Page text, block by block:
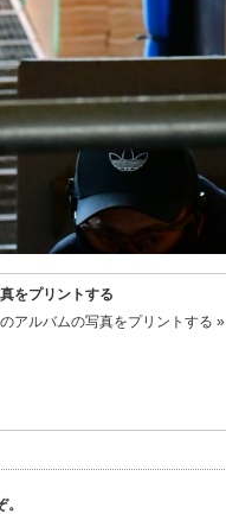
をプリントする
アルバムの写真をプリントする »